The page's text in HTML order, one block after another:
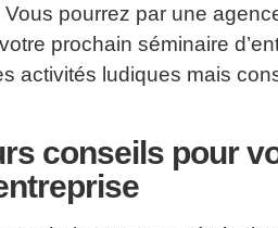
pourrez par une
prochain séminaire
activités ludiques mais
conseils pour